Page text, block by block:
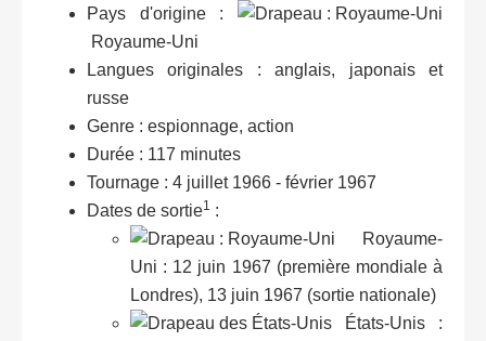
Pays d'origine :
Royaume-Uni
Langues originales : anglais, japonais et
russe
Genre : espionnage, action
Durée : 117 minutes
Tournage : 4 juillet 1966 - février 1967
Dates de sortie1 :
Royaume-
Uni : 12 juin 1967 (première mondiale à
Londres), 13 juin 1967 (sortie nationale)
États-Unis :